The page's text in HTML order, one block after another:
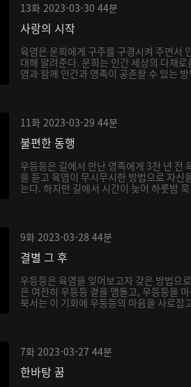
13화 2023-03-30 44분
사랑의 시작
육염은 운희에게 구주를 구경시켜 주면서
대해 알려준다. 운희는 인간 세상의 다채로
염과 함께 인간과 영족이 공존할 수 있는
11화 2023-03-29 44분
불편한 동행
우등등은 길에서 만난 영족에게 3천 년 전
을 듣고 육염이 무시무시한 방법으로 자신
는다. 하지만 길에서 시간이 늦어 하룻밤
9화 2023-03-28 44분
결별 그 후
우등등은 육염을 잊어보고자 갖은 방법으
은 여전히 우등등 곁을 맴돌고, 우등등을
북서는 이 기회에 우등등의 마음을 사로잡
7화 2023-03-27 44분
한바탕 꿈